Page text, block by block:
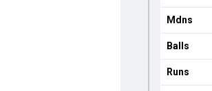
Mdns
Balls
Runs